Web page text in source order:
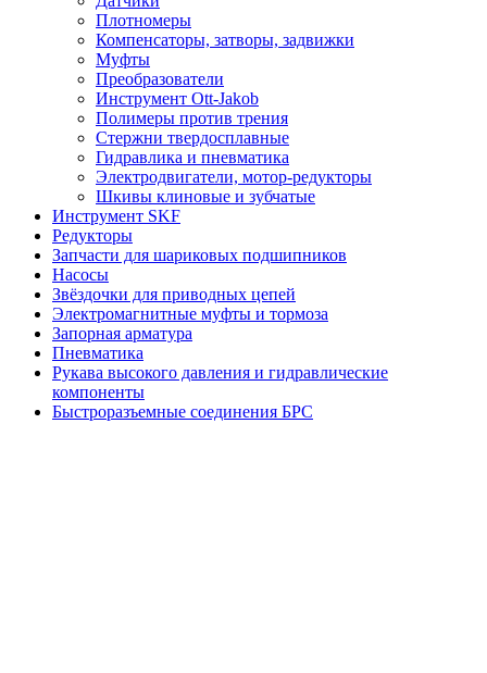
Плотномеры
Компенсаторы, затворы, задвижки
Муфты
Преобразователи
Инструмент Ott-Jakob
Полимеры против трения
Стержни твердосплавные
Гидравлика и пневматика
Электродвигатели, мотор-редукторы
Шкивы клиновые и зубчатые
Инструмент SKF
Редукторы
Запчасти для шариковых подшипников
Насосы
Звёздочки для приводных цепей
Электромагнитные муфты и тормоза
Запорная арматура
Пневматика
Рукава высокого давления и гидравлические
компоненты
Быстроразъемные соединения БРС